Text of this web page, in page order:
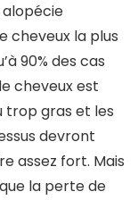
alopécie
cheveux la plus
90% des cas
cheveux est
trop gras et les
devront
assez fort. Mais
la perte de